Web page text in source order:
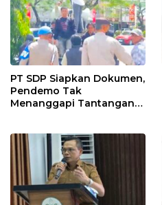
PT SDP Siapkan Dokumen,
Pendemo Tak
Menanggapi Tantangan